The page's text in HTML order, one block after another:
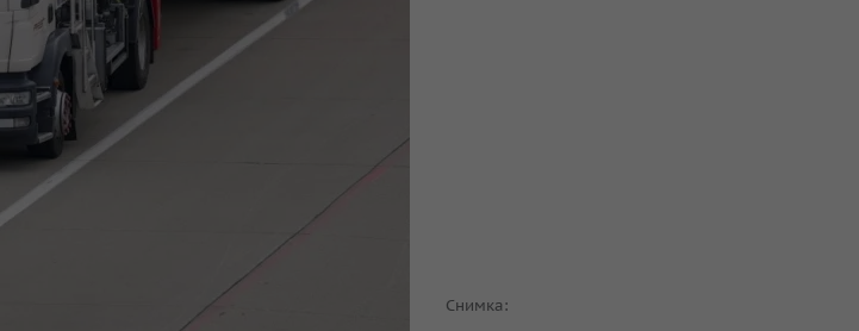
Снимка: